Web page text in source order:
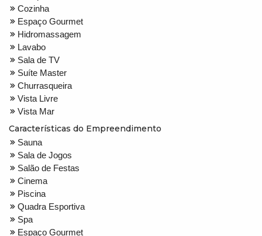
Cozinha
Espaço Gourmet
Hidromassagem
Lavabo
Sala de TV
Suíte Master
Churrasqueira
Vista Livre
Vista Mar
Características do Empreendimento
Sauna
Sala de Jogos
Salão de Festas
Cinema
Piscina
Quadra Esportiva
Spa
Espaço Gourmet